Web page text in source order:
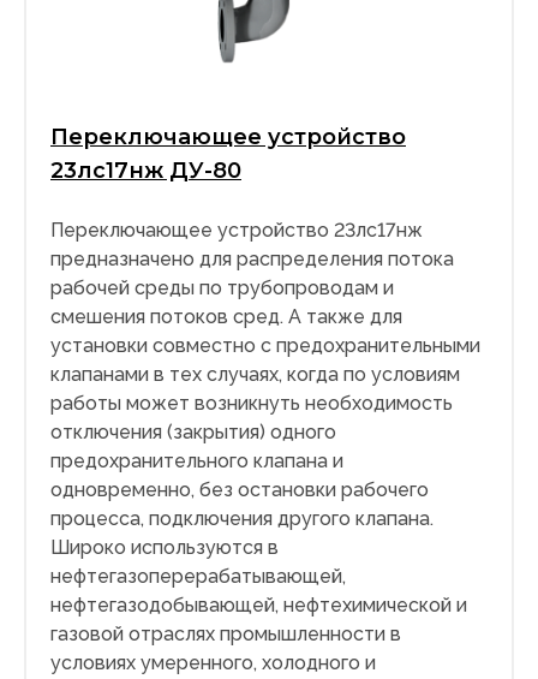
Переключающее устройство
23лс17нж ДУ-80
Переключающее устройство 23лс17нж
предназначено для распределения потока
рабочей среды по трубопроводам и
смешения потоков сред. А также для
установки совместно с предохранительными
клапанами в тех случаях, когда по условиям
работы может возникнуть необходимость
отключения (закрытия) одного
предохранительного клапана и
одновременно, без остановки рабочего
процесса, подключения другого клапана.
Широко используются в
нефтегазоперерабатывающей,
нефтегазодобывающей, нефтехимической и
газовой отраслях промышленности в
условиях умеренного, холодного и